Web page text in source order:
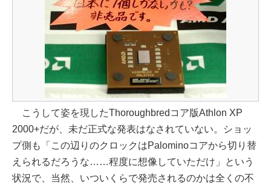
こうして姿を現したThoroughbredコア版Athlon XP
2000+だが、未だ正式な発表はなされていない。ショッ
プ側も「この辺りのクロックはPalominoコアから切り替
えられるだろうな……程度に想像していただけ」という
状況で、当然、いついくらで発売されるのかは全くの不